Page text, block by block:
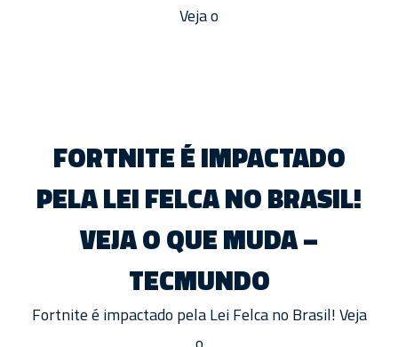
Veja o
FORTNITE É IMPACTADO
PELA LEI FELCA NO BRASIL!
VEJA O QUE MUDA –
TECMUNDO
Fortnite é impactado pela Lei Felca no Brasil! Veja